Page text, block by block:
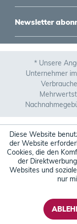
Newsletter
* Unsere
Unternehmer
Diese Website
der Website
Cookies, die den
der
Websites und
nur